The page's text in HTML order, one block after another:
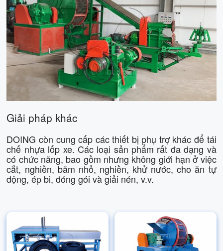
Giải pháp khác
DOING còn cung cấp các thiết bị phụ trợ khác để tái
chế nhựa lốp xe. Các loại sản phẩm rất đa dạng và
có chức năng, bao gồm nhưng không giới hạn ở việc
cắt, nghiền, băm nhỏ, nghiền, khử nước, cho ăn tự
động, ép bi, đóng gói và giải nén, v.v.